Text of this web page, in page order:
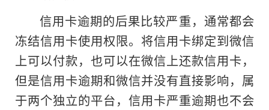
信用卡逾期的后果比较严重，通常都会
冻结信用卡使用权限。将信用卡绑定到微信
上可以付款，也可以在微信上还款信用卡，
但是信用卡逾期和微信并没有直接影响，属
于两个独立的平台，信用卡严重逾期也不会